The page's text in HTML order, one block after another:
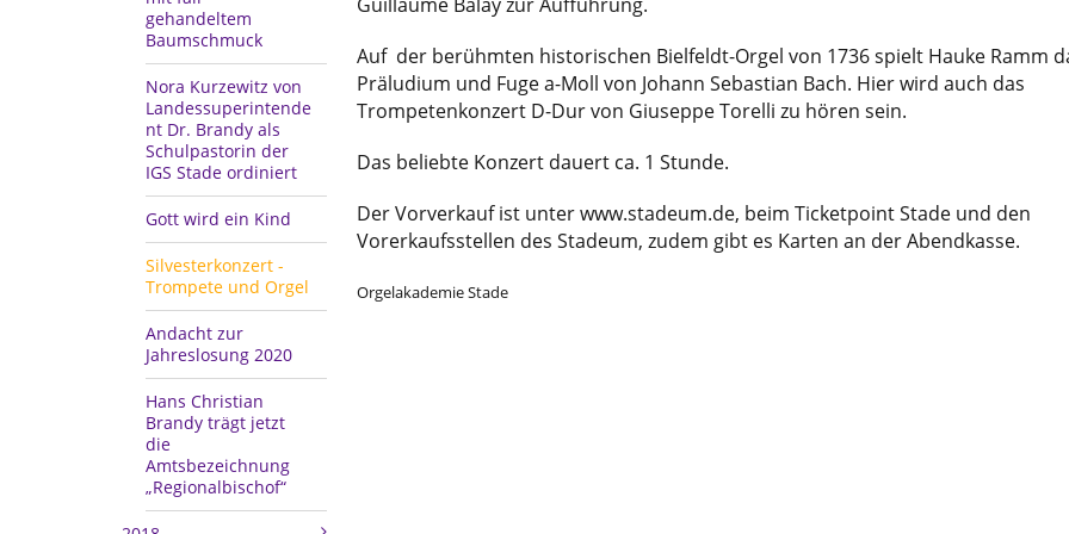
gehandeltem
Baumschmuck
Nora Kurzewitz von
Landessuperintende
nt Dr. Brandy als
Schulpastorin der
IGS Stade ordiniert
Gott wird ein Kind
Silvesterkonzert -
Trompete und Orgel
Andacht zur
Jahreslosung 2020
Hans Christian
Brandy trägt jetzt
die
Amtsbezeichnung
„Regionalbischof“
Auf der berühmten historischen Bielfeldt-Orgel von 1736 spielt Hauke Ramm
Präludium und Fuge a-Moll von Johann Sebastian Bach. Hier wird auch das
Trompetenkonzert D-Dur von Giuseppe Torelli zu hören sein.
Das beliebte Konzert dauert ca. 1 Stunde.
Der Vorverkauf ist unter www.stadeum.de, beim Ticketpoint Stade und den
Vorerkaufsstellen des Stadeum, zudem gibt es Karten an der Abendkasse.
Orgelakademie Stade